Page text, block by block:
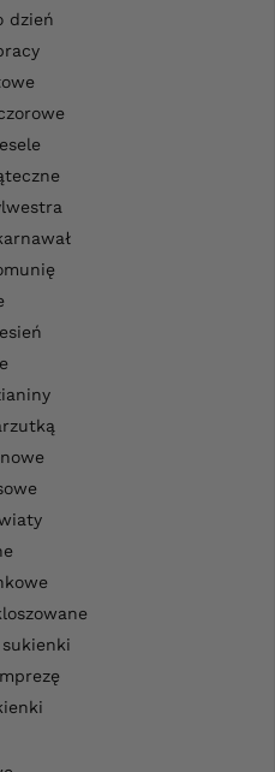
dzień